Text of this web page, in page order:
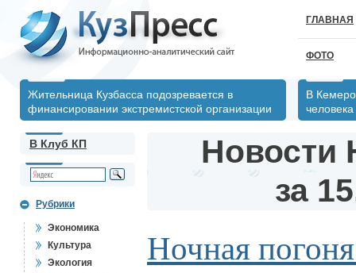
ГЛАВНАЯ
ФОТО
Жительница Кузбасса подозревается в
финансировании экстремистской организации
В
человека
В Клуб КП
Рубрики
Экономика
Культура
Экология
Новости
за
Ночная